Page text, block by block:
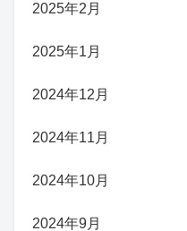
2025年2月
2025年1月
2024年12月
2024年11月
2024年10月
2024年9月